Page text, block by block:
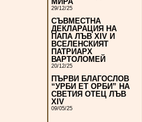
29/12/25
СЪВМЕСТНА
ДЕКЛАРАЦИЯ НА
ПАПА ЛЪВ XIV И
ВСЕЛЕНСКИЯТ
ПАТРИАРХ
ВАРТОЛОМЕЙ
20/12/25
ПЪРВИ БЛАГОСЛОВ
“УРБИ ЕТ ОРБИ” НА
СВЕТИЯ ОТЕЦ ЛЪВ
XIV
09/05/25